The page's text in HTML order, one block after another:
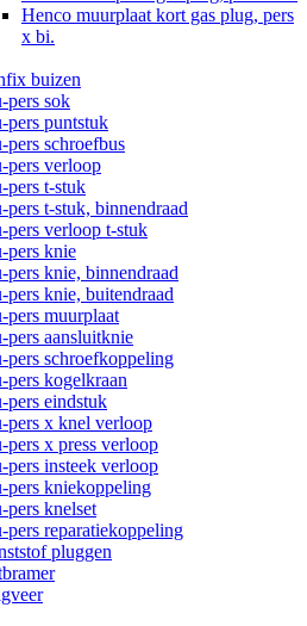
Henco muurplaat kort gas plug, pers
x bi.
buizen
pers sok
pers puntstuk
pers schroefbus
pers verloop
pers t-stuk
pers t-stuk, binnendraad
pers verloop t-stuk
pers knie
pers knie, binnendraad
pers knie, buitendraad
pers muurplaat
pers aansluitknie
pers schroefkoppeling
pers kogelkraan
pers eindstuk
pers x knel verloop
pers x press verloop
pers insteek verloop
pers kniekoppeling
pers knelset
pers reparatiekoppeling
pluggen